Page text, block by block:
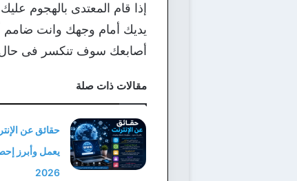
إذا قام المعتدى بالهجوم
يديك أمام وجهك وانت ضامم
أصابعك سوف تنكسر فى حال
مقالات ذات صلة
حقائق عن
يعمل وأبرز
2026